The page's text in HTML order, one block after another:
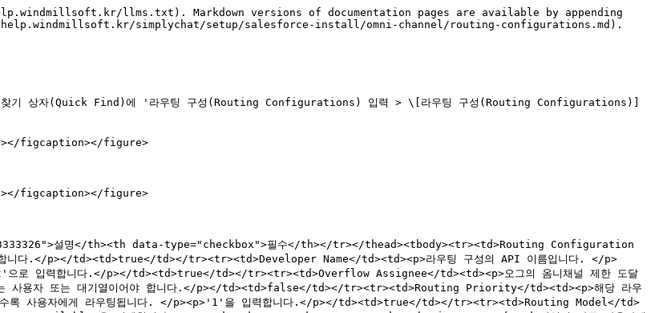
llms.txt). Markdown versions of documentation pages are available by appending
simplychat/setup/salesforce-install/omni-channel/routing-configurations.md).
기 상자(Quick Find)에 '라우팅 구성(Routing Configurations) 입력 > \[라우팅 구성(Routing Configurations)]
figcaption></figure>
figcaption></figure>
설명</th><th data-type="checkbox">필수</th></tr></thead><tbody><tr><td>Routing Configuration
니다.</p></td><td>true</td></tr><tr><td>Developer Name</td><td><p>라우팅 구성의 API 이름입니다. </p>
로 입력합니다.</p></td><td>true</td></tr><tr><td>Overflow Assignee</td><td><p>오그의 옴니채널 제한 도달
는 사용자 또는 대기열이어야 합니다.</p></td><td>false</td></tr><tr><td>Routing Priority</td><td><p>해당 라우
일수록 사용자에게 라우팅됩니다. </p><p>'1'을 입력합니다.</p></td><td>true</td></tr><tr><td>Routing Model</td>